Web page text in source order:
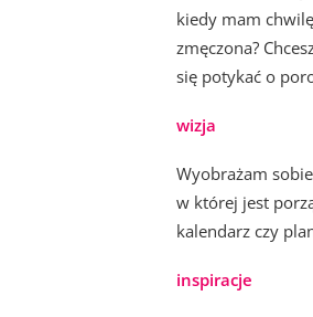
kiedy mam
zmęczona?
się potykać o
wizja
Wyobrażam
w której jest
kalendarz czy
inspiracje